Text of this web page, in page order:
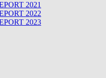
2021
2022
2023